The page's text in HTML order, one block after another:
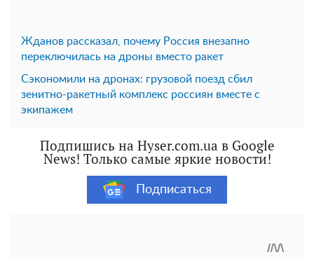
Жданов рассказал, почему Россия внезапно
переключилась на дроны вместо ракет
Сэкономили на дронах: грузовой поезд сбил
зенитно-ракетный комплекс россиян вместе с
экипажем
Подпишись на Hyser.com.ua в Google
News! Только самые яркие новости!
Подписаться